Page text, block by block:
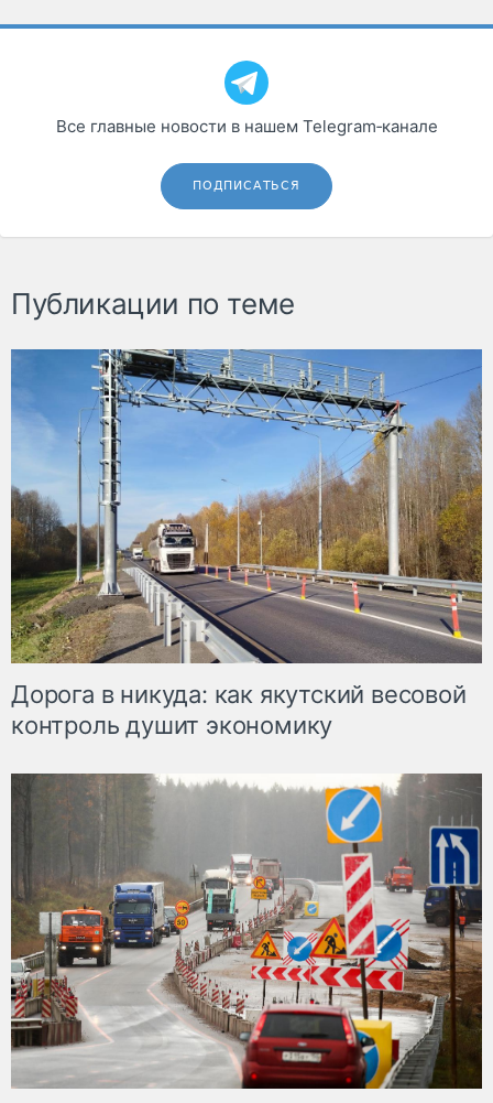
Все главные новости в нашем Telegram‑канале
ПОДПИСАТЬСЯ
Публикации по теме
Дорога в никуда: как якутский весовой
контроль душит экономику